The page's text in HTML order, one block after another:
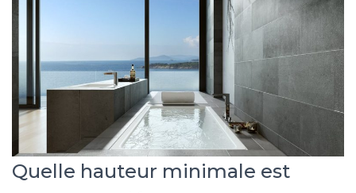
Quelle hauteur minimale est